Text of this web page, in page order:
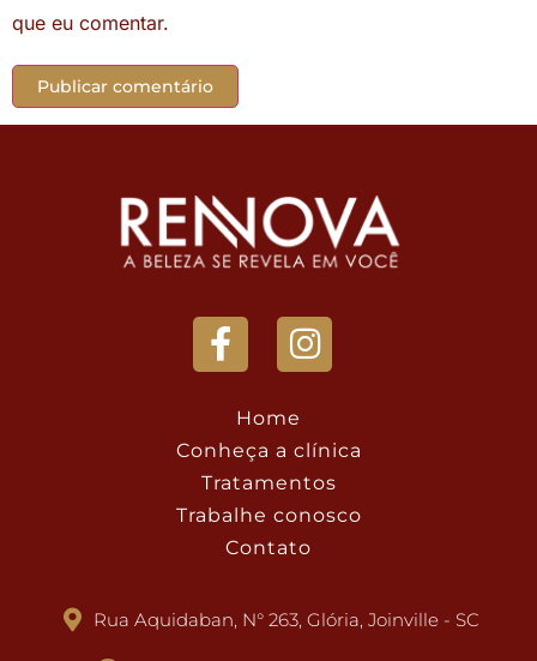
que eu comentar.
Home
Conheça a clínica
Tratamentos
Trabalhe conosco
Contato
Rua Aquidaban, N° 263, Glória, Joinville - SC